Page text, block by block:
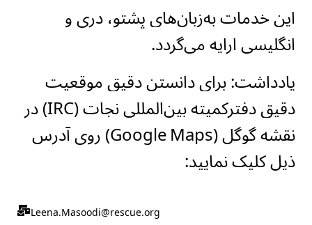
این خدمات به‌زبان‌های پشتو، دری و
انگلیسی ارایه می‌گردد.
یادداشت: برای دانستن دقیق موقعیت
دقیق دفترکمیته بین‌المللی نجات (IRC) در
نقشه گوگل (Google Maps) روی آدرس
ذیل کلیک نمایید:
Leena.Masoodi@rescue.org